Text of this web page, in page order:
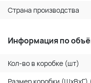
Страна производства
Информация по
Кол-во в коробке (шт)